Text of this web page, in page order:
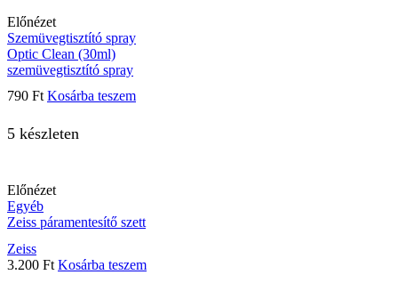
Előnézet
Szemüvegtisztító spray
Optic Clean (30ml)
szemüvegtisztító spray
790 Ft Kosárba teszem
5 készleten
Előnézet
Egyéb
Zeiss páramentesítő szett
Zeiss
3.200 Ft Kosárba teszem